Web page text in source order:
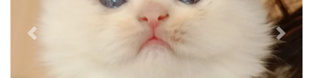
Previous Next